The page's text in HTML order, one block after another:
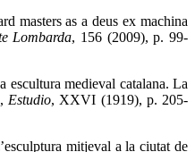
masters as a deus ex machina
Lombarda, 156 (2009), p. 99-
medieval catalana. La
Estudio, XXVI (1919), p. 205-
mitjeval a la ciutat de